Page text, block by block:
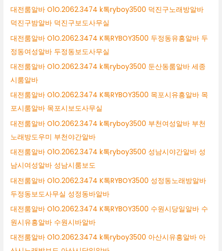
대전룸알바 O1O.2062.3474 k톡ryboy3500 덕진구노래방알바
덕진구밤알바 덕진구보도사무실
대전룸알바 O1O.2062.3474 K톡RYBOY3500 두정동유흥알바 두
정동여성알바 두정동보도사무실
대전룸알바 O1O.2062.3474 k톡ryboy3500 둔산동룸알바 세종
시룸알바
대전룸알바 O1O.2062.3474 K톡RYBOY3500 목포시유흥알바 목
포시룸알바 목포시보도사무실
대전룸알바 O1O.2062.3474 k톡ryboy3500 부천여성알바 부천
노래방도우미 부천야간알바
대전룸알바 O1O.2062.3474 k톡ryboy3500 성남시야간알바 성
남시여성알바 성남시룸보도
대전룸알바 O1O.2062.3474 K톡RYBOY3500 성정동노래방알바
두정동보도사무실 성정동바알바
대전룸알바 O1O.2062.3474 K톡RYBOY3500 수원시당일알바 수
원시유흥알바 수원시바알바
대전룸알바 O1O.2062.3474 k톡ryboy3500 아산시유흥알바 아